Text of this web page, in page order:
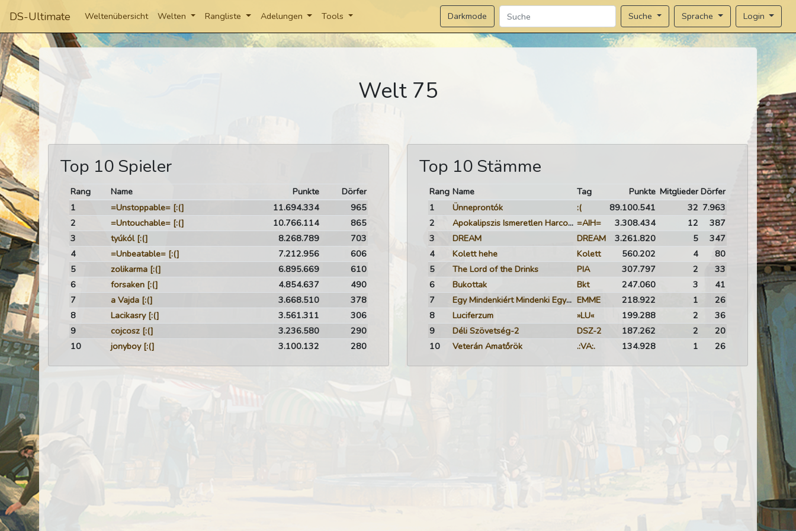
DS-Ultimate Weltenübersicht Welten Rangliste Adelungen Tools Darkmode Suche Sprache Login
Welt 75
Top 10 Spieler
Rang Name Punkte
Dörfer
1
=Unstoppable= [:(] 11.694.334
965
2
=Untouchable= [:(] 10.766.114
865
3
tyúkól [:(] 8.268.789
703
4
=Unbeatable= [:(] 7.212.956
606
5
zolikarma [:(] 6.895.669
610
6
forsaken [:(] 4.854.637
490
7
a Vajda [:(] 3.668.510
378
8
Lacikasry [:(] 3.561.311
306
9
cojcosz [:(] 3.236.580
290
10
jonyboy [:(] 3.100.132 280
Top 10 Stämme
Rang Name Tag Punkte Mitglieder Dörfer
1
Ünneprontók :( 89.100.541 32 7.963
2
Apokalipszis Ismeretlen Harcosai =AIH= 3.308.434 12
387
3
DREAM DREAM 3.261.820 5
347
4
Kolett hehe Kolett 560.202 4
80
5
The Lord of the Drinks PIA 307.797 2
33
6
Bukottak Bkt 247.060 3
41
7
Egy Mindenkiért Mindenki Egyért EMME 218.922 1
26
8
Luciferzum »LU« 199.288 2
36
9
Déli Szövetség-2 DSZ-2 187.262 2
20
10
Veterán Amatőrök .:VA:. 134.928 1 26